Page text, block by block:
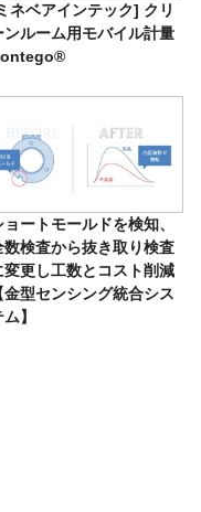
ネベアインテック] クリ
ンルーム用モバイル計量
ョートモールドを検知、
数検査から抜き取り検査
変更し工数とコスト削減
金型センシング統合シス
】